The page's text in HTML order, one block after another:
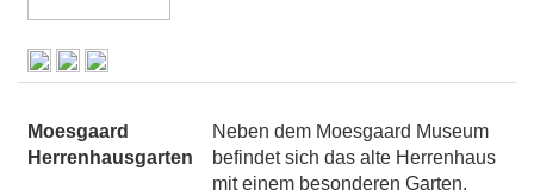
Moesgaard
Herrenhausgarten
Neben dem Moesgaard Museum
befindet sich das alte Herrenhaus
mit einem besonderen Garten.